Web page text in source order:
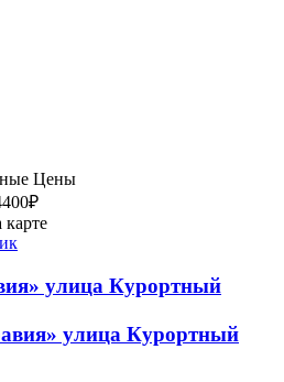
Цены
карте
улица Курортный